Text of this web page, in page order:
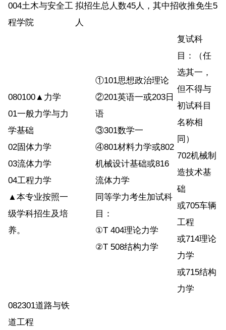
004土木与安全工
程学院
拟招生总人数45人，其中招收推免生5
人
080100▲力学
01一般力学与力
学基础
02固体力学
03流体力学
04工程力学
▲本专业按照一
级学科招生及培
养。
①101思想政治理论
②201英语一或203日
语
③301数学一
④801材料力学或802
机械设计基础或816
流体力学
同等学力考生加试科
目：
①T 404理论力学
②T 508结构力学
复试科
目：（任
选其一，
但不得与
初试科目
名称相
同）
702机械制
造技术基
础
或705车辆
工程
或714理论
力学
或715结构
力学
082301道路与铁
道工程